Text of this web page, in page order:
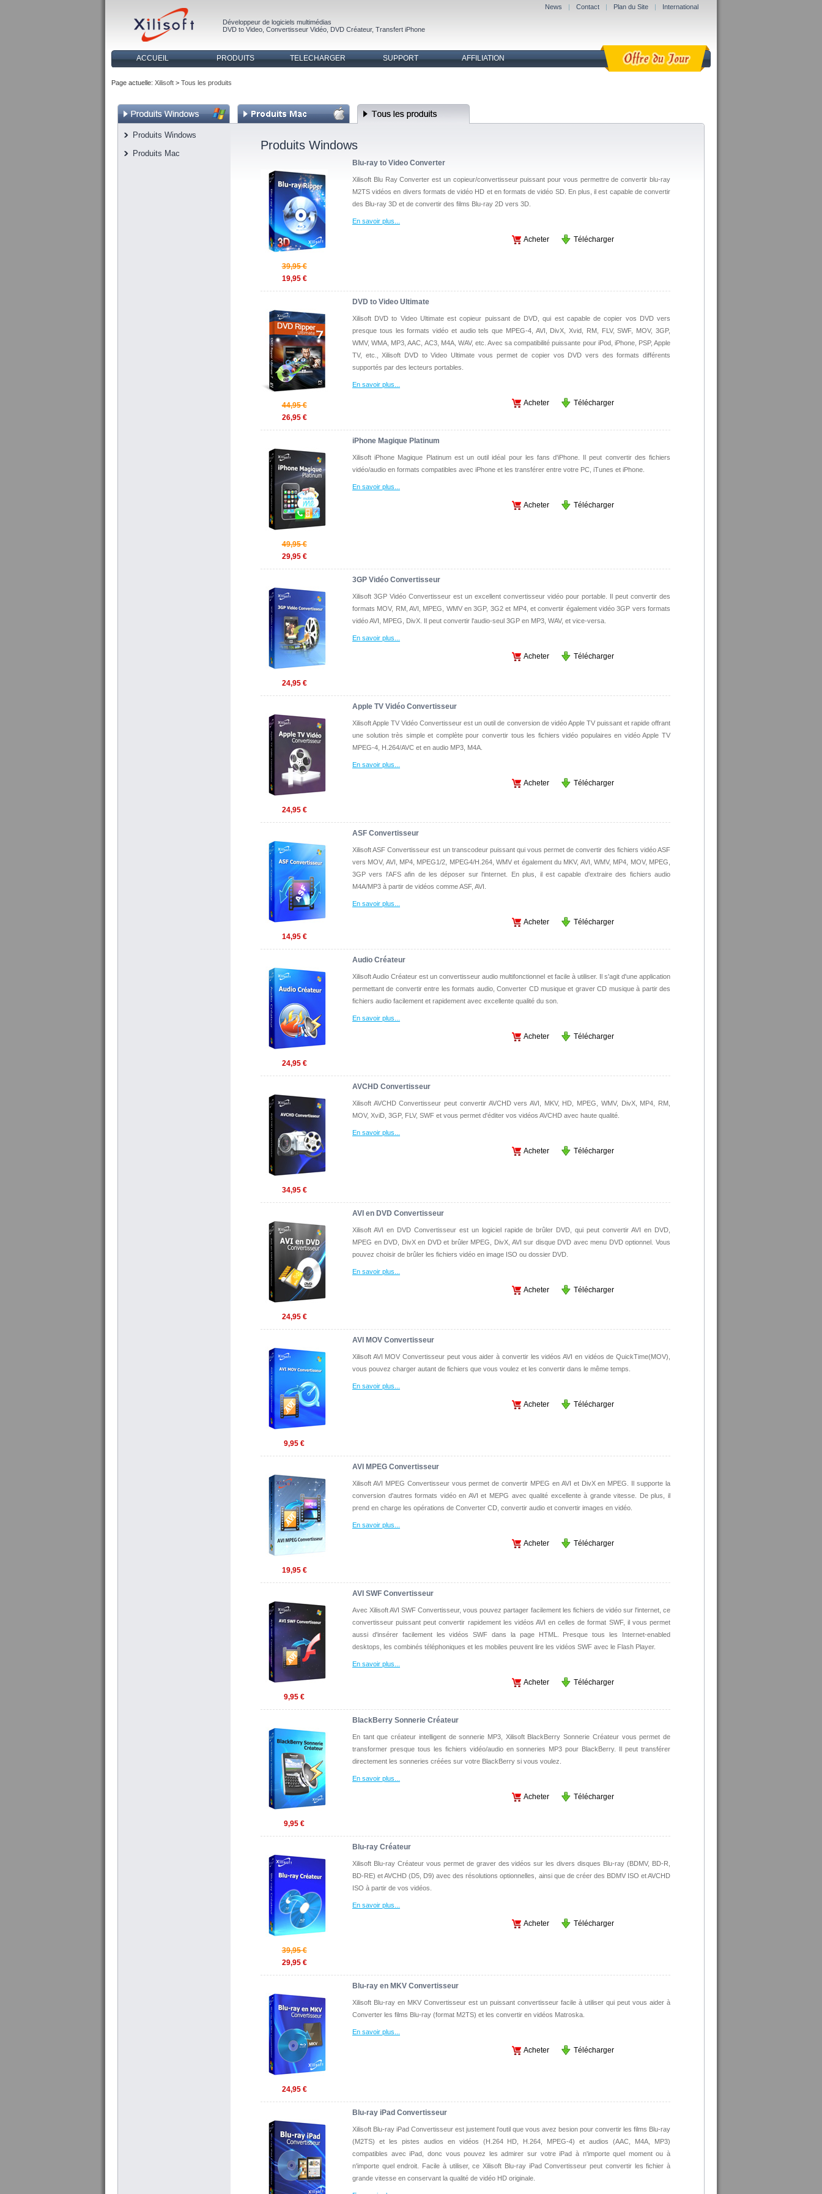
Développeur de logiciels multimédias
DVD to Video Convertisseur Vidéo DVD Créateur, Transfert iPhone
News | Contact | Plan du Site | International
ACCUEIL PRODUITS TELECHARGER SUPPORT AFFILIATION
Page actuelle: Xilisoft > Tous les produits
Produits Windows
39,95 €
19,95 €
Blu-ray to Video Converter
Xilisoft Blu Ray Converter est un copieur/convertisseur puissant pour vous permettre de convertir blu-ray
M2TS vidéos en divers formats de vidéo HD et en formats de vidéo SD. En plus, il est capable de convertir
des Blu-ray 3D et de convertir des films Blu-ray 2D vers 3D.
En savoir plus
Acheter Télécharger
44,95 €
26,95 €
DVD to Video Ultimate
Xilisoft DVD to Video Ultimate est copieur puissant de DVD, qui est capable de copier vos DVD vers
presque tous les formats vidéo et audio tels que MPEG-4, AVI, DivX, Xvid, RM, FLV, SWF, MOV, 3GP,
WMV, WMA, MP3, AAC, AC3, M4A, WAV, etc. Avec sa compatibilité puissante pour iPod, iPhone, PSP, Apple
TV, etc., Xilisoft DVD to Video Ultimate vous permet de copier vos DVD vers des formats différents
supportés par des lecteurs portables.
En savoir plus
Acheter Télécharger
49,95 €
29,95 €
iPhone Magique Platinum
Xilisoft iPhone Magique Platinum est un outil idéal pour les fans d'iPhone. Il peut convertir des fichiers
vidéo/audio en formats compatibles avec iPhone et les transférer entre votre PC, iTunes et iPhone.
En savoir plus
Acheter Télécharger
24,95 €
3GP Vidéo Convertisseur
Xilisoft 3GP Vidéo Convertisseur est un excellent convertisseur vidéo pour portable. Il peut convertir des
formats MOV, RM, AVI, MPEG, WMV en 3GP, 3G2 et MP4, et convertir également vidéo 3GP vers formats
vidéo AVI, MPEG, DivX. Il peut convertir l'audio-seul 3GP en MP3, WAV, et vice-versa.
En savoir plus
Acheter Télécharger
24,95 €
Apple TV Vidéo Convertisseur
Xilisoft Apple TV Vidéo Convertisseur est un outil de conversion de vidéo Apple TV puissant et rapide offrant
une solution très simple et complète pour convertir tous les fichiers vidéo populaires en vidéo Apple TV
MPEG-4, H.264/AVC et en audio MP3, M4A.
En savoir plus
Acheter Télécharger
14,95 €
ASF Convertisseur
Xilisoft ASF Convertisseur est un transcodeur puissant qui vous permet de convertir des fichiers vidéo ASF
vers MOV, AVI, MP4, MPEG1/2, MPEG4/H.264, WMV et également du MKV, AVI, WMV, MP4, MOV, MPEG,
3GP vers l'AFS afin de les déposer sur l'internet. En plus, il est capable d'extraire des fichiers audio
M4A/MP3 à partir de vidéos comme ASF, AVI.
En savoir plus
Acheter Télécharger
24,95 €
Audio Créateur
Xilisoft Audio Créateur est un convertisseur audio multifonctionnel et facile à utiliser. Il s'agit d'une application
permettant de convertir entre les formats audio, Converter CD musique et graver CD musique à partir des
fichiers audio facilement et rapidement avec excellente qualité du son.
En savoir plus
Acheter Télécharger
34,95 €
AVCHD Convertisseur
Xilisoft AVCHD Convertisseur peut convertir AVCHD vers AVI, MKV, HD, MPEG, WMV, DivX, MP4, RM,
MOV, XviD, 3GP, FLV, SWF et vous permet d'éditer vos vidéos AVCHD avec haute qualité.
En savoir plus
Acheter Télécharger
24,95 €
AVI en DVD Convertisseur
Xilisoft AVI en DVD Convertisseur est un logiciel rapide de brûler DVD, qui peut convertir AVI en DVD,
MPEG en DVD, DivX en DVD et brûler MPEG, DivX, AVI sur disque DVD avec menu DVD optionnel. Vous
pouvez choisir de brûler les fichiers vidéo en image ISO ou dossier DVD.
En savoir plus
Acheter Télécharger
9,95 €
AVI MOV Convertisseur
Xilisoft AVI MOV Convertisseur peut vous aider à convertir les vidéos AVI en vidéos de QuickTime(MOV),
vous pouvez charger autant de fichiers que vous voulez et les convertir dans le même temps.
En savoir plus
Acheter Télécharger
19,95 €
AVI MPEG Convertisseur
Xilisoft AVI MPEG Convertisseur vous permet de convertir MPEG en AVI et DivX en MPEG. Il supporte la
conversion d'autres formats vidéo en AVI et MEPG avec qualité excellente à grande vitesse. De plus, il
prend en charge les opérations de Converter CD, convertir audio et convertir images en vidéo.
En savoir plus
Acheter Télécharger
9,95 €
AVI SWF Convertisseur
Avec Xilisoft AVI SWF Convertisseur, vous pouvez partager facilement les fichiers de vidéo sur l'internet, ce
convertisseur puissant peut convertir rapidement les vidéos AVI en celles de format SWF, il vous permet
aussi d'insérer facilement les vidéos SWF dans la page HTML. Presque tous les Internet-enabled
desktops, les combinés téléphoniques et les mobiles peuvent lire les vidéos SWF avec le Flash Player.
En savoir plus
Acheter Télécharger
9,95 €
BlackBerry Sonnerie Créateur
En tant que créateur intelligent de sonnerie MP3, Xilisoft BlackBerry Sonnerie Créateur vous permet de
transformer presque tous les fichiers vidéo/audio en sonneries MP3 pour BlackBerry. Il peut transférer
directement les sonneries créées sur votre BlackBerry si vous voulez.
En savoir plus
Acheter Télécharger
39,95 €
29,95 €
Blu-ray Créateur
Xilisoft Blu-ray Créateur vous permet de graver des vidéos sur les divers disques Blu-ray (BDMV, BD-R,
BD-RE) et AVCHD (D5, D9) avec des résolutions optionnelles, ainsi que de créer des BDMV ISO et AVCHD
ISO à partir de vos vidéos.
En savoir plus
Acheter Télécharger
24,95 €
Blu-ray en MKV Convertisseur
Xilisoft Blu-ray en MKV Convertisseur est un puissant convertisseur facile à utiliser qui peut vous aider à
Converter les films Blu-ray (format M2TS) et les convertir en vidéos Matroska.
En savoir plus
Acheter Télécharger
Blu-ray iPad Convertisseur
Xilisoft Blu-ray iPad Convertisseur est justement l'outil que vous avez besion pour convertir les films Blu-ray
(M2TS) et les pistes audios en vidéos (H.264 HD, H.264, MPEG-4) et audios (AAC, M4A, MP3)
compatibles avec iPad, donc vous pouvez les admirer sur votre iPad à n'importe quel moment ou à
n'importe quel endroit. Facile à utiliser, ce Xilisoft Blu-ray iPad Convertisseur peut convertir les fichier à
grande vitesse en conservant la qualité de vidéo HD originale.
Produits Windows
Produits Mac